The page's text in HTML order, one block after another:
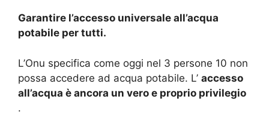
Garantire l’accesso universale all’acqua
potabile per tutti.
L’Onu specifica come oggi nel 3 persone 10 non
possa accedere ad acqua potabile. L’ accesso
all’acqua è ancora un vero e proprio privilegio
.